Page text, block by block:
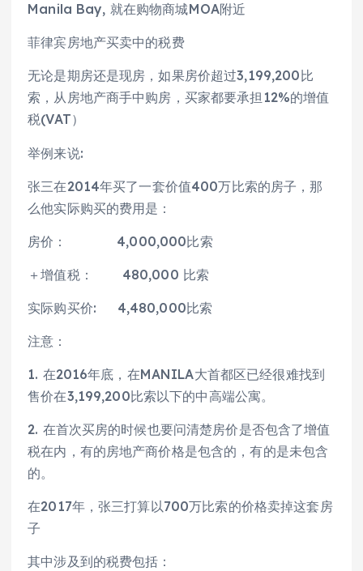
Manila Bay, 就在购物商城MOA附近
菲律宾房地产买卖中的税费
无论是期房还是现房，如果房价超过3,199,200比
索，从房地产商手中购房，买家都要承担12%的增值
税(VAT）
举例来说:
张三在2014年买了一套价值400万比索的房子，那
么他实际购买的费用是：
房价： 4,000,000比索
＋增值税： 480,000 比索
实际购买价: 4,480,000比索
注意：
1. 在2016年底，在MANILA大首都区已经很难找到
售价在3,199,200比索以下的中高端公寓。
2. 在首次买房的时候也要问清楚房价是否包含了增值
税在内，有的房地产商价格是包含的，有的是未包含
的。
在2017年，张三打算以700万比索的价格卖掉这套房
子
其中涉及到的税费包括：